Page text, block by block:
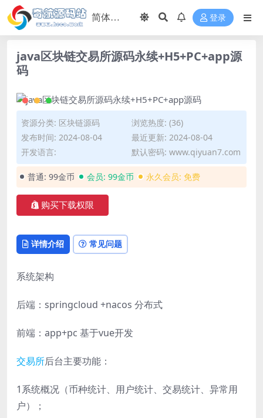
登录
java区块链交易所源码永续+H5+PC+app源
码
资源分类: 区块链源码
浏览热度: (36)
发布时间: 2024-08-04
最近更新: 2024-08-04
开发语言:
默认密码: www.qiyuan7.com
普通: 99金币 会员: 99金币 永久会员: 免费
购买下载权限
详情介绍 常见问题
系统架构
后端：springcloud +nacos 分布式
前端：app+pc 基于vue开发
交易所后台主要功能：
1系统概况（币种统计、用户统计、交易统计、异常用
户）；